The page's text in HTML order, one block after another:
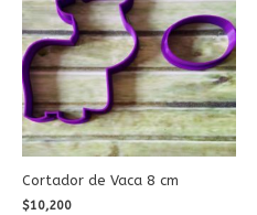
Cortador de Vaca 8 cm
$10,200